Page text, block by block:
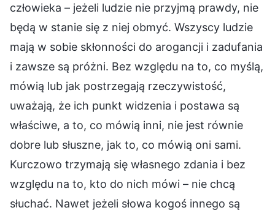
człowieka – jeżeli ludzie nie przyjmą prawdy, nie
będą w stanie się z niej obmyć. Wszyscy ludzie
mają w sobie skłonności do arogancji i zadufania
i zawsze są próżni. Bez względu na to, co myślą,
mówią lub jak postrzegają rzeczywistość,
uważają, że ich punkt widzenia i postawa są
właściwe, a to, co mówią inni, nie jest równie
dobre lub słuszne, jak to, co mówią oni sami.
Kurczowo trzymają się własnego zdania i bez
względu na to, kto do nich mówi – nie chcą
słuchać. Nawet jeżeli słowa kogoś innego są